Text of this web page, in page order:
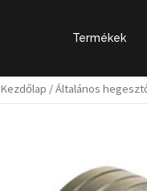
Termékek
Kezdőlap /Általános